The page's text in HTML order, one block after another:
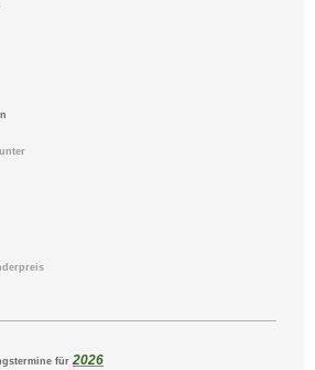
unter
für 2026